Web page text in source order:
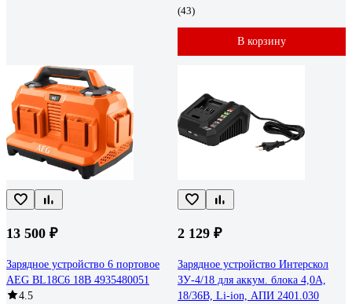
(43)
В корзину
13 500 ₽
Зарядное устройство 6 портовое
AEG BL18C6 18В 4935480051
4.5
2 129 ₽
Зарядное устройство Интерскол
ЗУ-4/18 для аккум. блока 4,0А,
18/36В, Li-ion, АПИ 2401.030